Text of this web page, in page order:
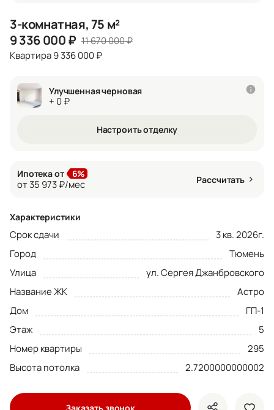
3-комнатная, 75 м²
9 336 000₽ 11 670 000₽
Квартира 9 336 000 ₽
Улучшенная черновая
+ 0 ₽
Настроить отделку
Ипотека от 6%
от 35 973 ₽/мес Рассчитать
Характеристики
Срок сдачи
3 кв. 2026г.
Город
Тюмень
Улица
ул. Сергея Джанбровского
Название ЖК
Астро
Дом
ГП-1
Этаж
5
Номер квартиры
295
Высота потолка
2.7200000000002
Заказать звонок